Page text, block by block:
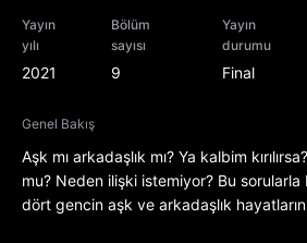
Yayın
yılı
2021
Bölüm
sayısı
9
Yayın
durumu
Final
Genel Bakış
Aşk mı arkadaşlık mı? Ya kalbim
mu? Neden ilişki istemiyor? Bu sorularla
dört gencin aşk ve arkadaşlık